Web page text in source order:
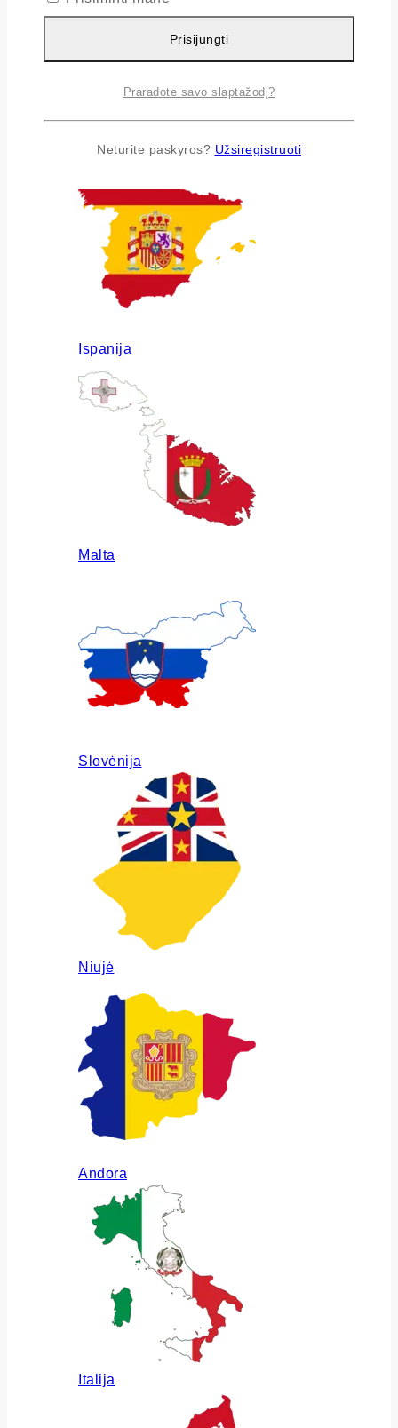
Airija
Ispanija
Malta
Slovėnija
Niujė
Andora
Italija
Prisijungti
Praradote savo slaptažodį?
Neturite paskyros? Užsiregistruoti